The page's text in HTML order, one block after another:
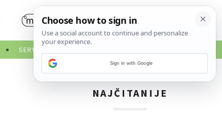
SERVISNE INFORMACIJE
NAJČITANIJE
Sign in with Google